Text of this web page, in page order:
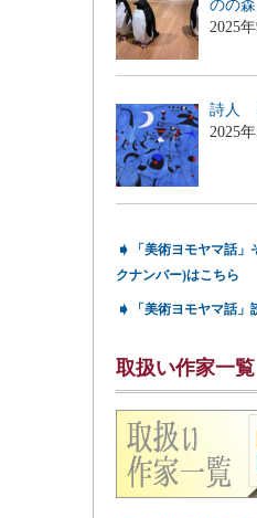
のの
2025
詩人
2025
➧
「美術ヨモヤマ話
クナンバー)はこちら
➧ 「美術ヨモヤマ話
取扱い作家一覧